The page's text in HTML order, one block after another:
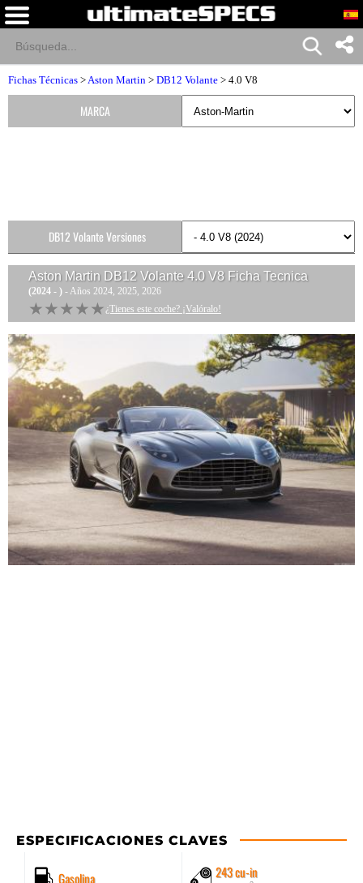
Fichas Técnicas >Aston Martin > DB12 Volante > 4.0 V8
Aston Martin DB12 Volante 4.0 V8 Ficha Tecnica
(2024 - ) - Años 2024, 2025, 2026
★★★★★
★★★★★ ¿Tienes este coche? ¡Valóralo!
ESPECIFICACIONES CLAVES
Gasolina 243 cu-in
MARCA
DB12 Volante Versiones